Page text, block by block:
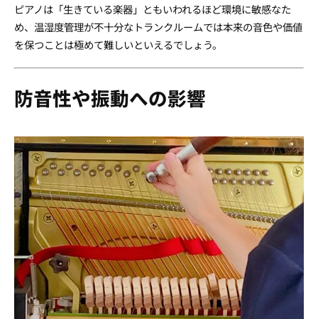
ピアノは「生きている楽器」ともいわれるほど環境に敏感なた
め、温湿度管理が不十分なトランクルームでは本来の音色や価値
を保つことは極めて難しいといえるでしょう。
防音性や振動への影響